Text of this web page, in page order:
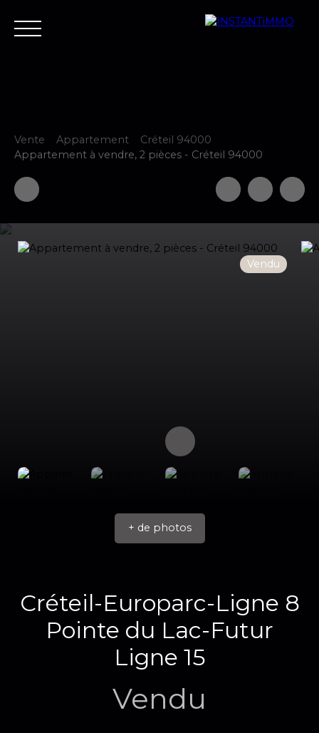
Accueil Estimer Vendre Acheter
Vente Appartement
Créteil 94000
Appartement à vendre, 2 pièces - Créteil 94000
Vendu
+ de photos
Créteil-Europarc-Ligne 8
Pointe du Lac-Futur
Ligne 15
Vendu